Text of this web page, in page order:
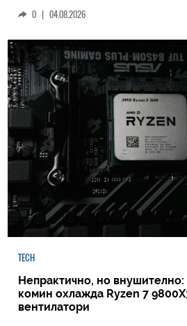
0 | 04.08.2026
TECH
Непрактично, но внушително:
комин охлажда Ryzen 7
вентилатори